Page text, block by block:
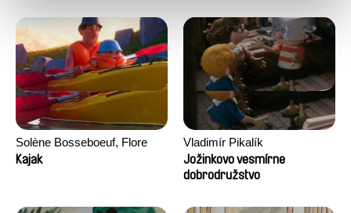
Solène Bosseboeuf, Flore
Dechorgnat, Tiphaine Klein,
Kajak
Vladimír Pikalík
Jožinkovo vesmírne
dobrodružstvo